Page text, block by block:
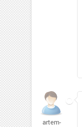
artem-